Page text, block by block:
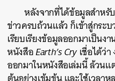
หลังจากที่ได้ข้อมูลสำหรั
ข่าวครบถ้วนแล้ว ก็เข้าสู่กร
เรียบเรียงข้อมูลออกมาเป็นง
หนังสือEarth’s Cryเชื่อได้ว่
ออกมาในหนังสือเล่มนี้ ล้วนแ